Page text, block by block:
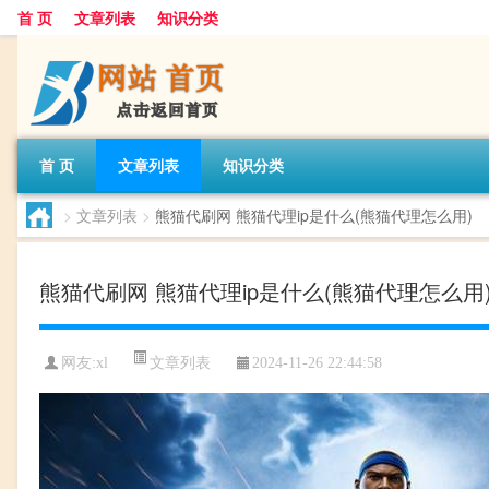
首 页 文章列表 知识分类
首 页 文章列表 知识分类
> 文章列表 > 熊猫代刷网 熊猫代理ip是什么(熊猫代理怎么用)
熊猫代刷网 熊猫代理ip是什么(熊猫代理怎么
网友:xl 文章列表 2024-11-26 22:44:58